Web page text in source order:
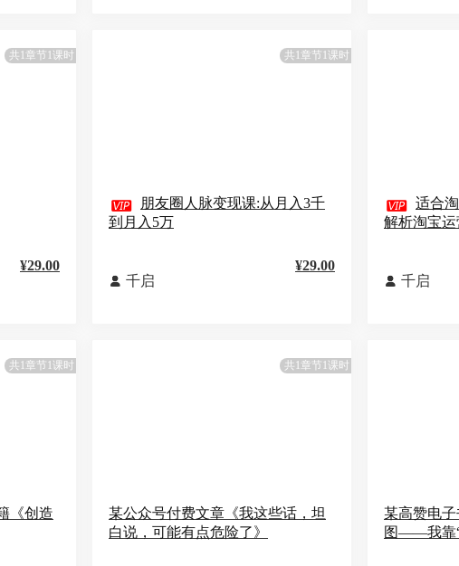
共1章节1课时
¥29.00
共1章节1课时

朋友圈人脉变现课:从月入3千
到月入5万
 千启
¥29.00
 适合
解析淘宝运
 千启
共1章节1课时
《创造
共1章节1课时
某公众号付费文章《我这些话，坦
白说，可能有点危险了》
某高赞电
图——我靠“